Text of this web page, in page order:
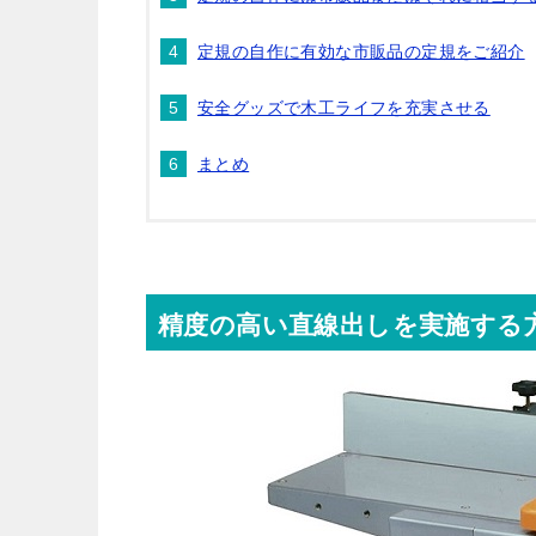
定規の自作に有効な市販品の定規をご紹介
安全グッズで木工ライフを充実させる
まとめ
精度の高い直線出しを実施する